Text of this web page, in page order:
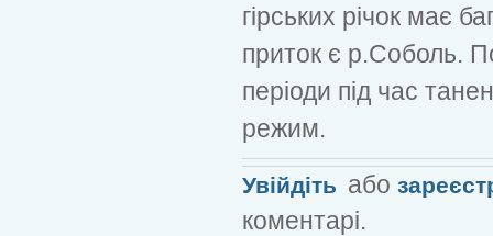
гірських річок має
приток є р.Соболь.
періоди під час
режим.
Увійдіть або
коментарі.